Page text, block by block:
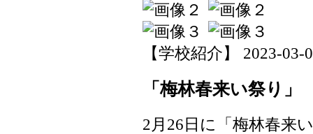
【学校紹介】 2023-03-
「梅林春来い祭り」
2月26日に「梅林春来